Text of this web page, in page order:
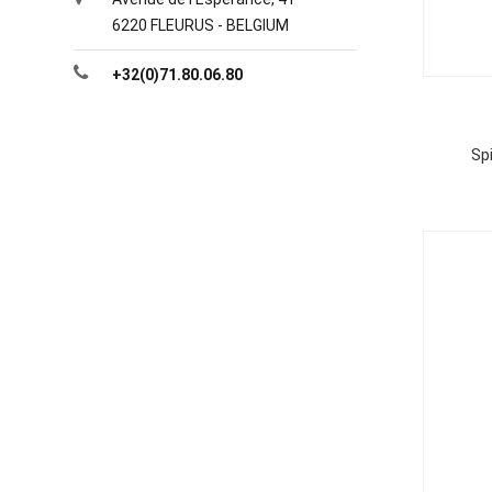
6220 FLEURUS - BELGIUM
+32(0)71.80.06.80